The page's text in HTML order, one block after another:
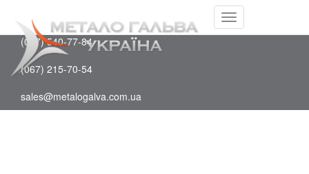
(067) 540-77-84
(067) 215-70-54
sales@metalogalva.com.ua
Перемкнути